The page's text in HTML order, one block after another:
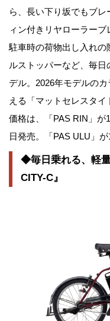
ら、長い下り坂でもブ
ィン付きリヤローラーブ
駐車時の荷物出し入れの
ルストッパーなど、毎
デル。2026年モデルの
える「マットセレスタイ
価格は、「PAS RIN」が
日発売。「PAS ULU」が
◆毎日乗れる、軽
CITY-C』